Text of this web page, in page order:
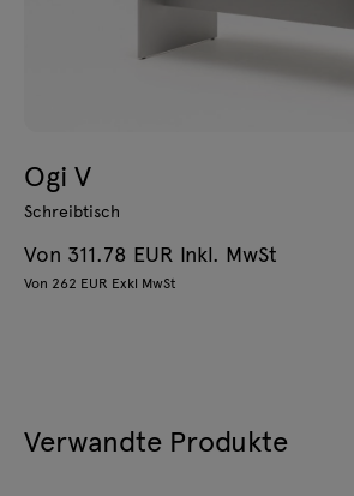
Ogi V
Schreibtisch
Von 311.78 EUR Inkl. MwSt
Von 262 EUR Exkl MwSt
Verwandte Produkte